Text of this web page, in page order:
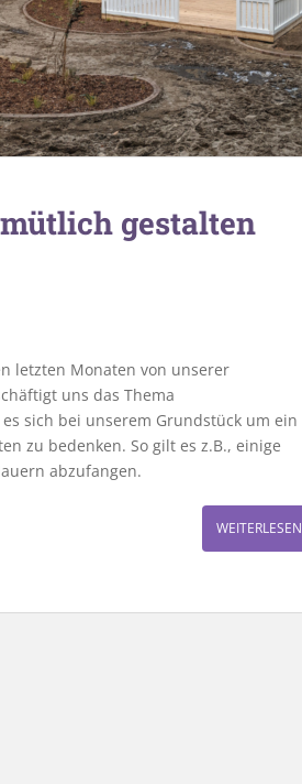
gestalten
letzten Monaten von unserer
uns das Thema
sich bei unserem Grundstück um ein
zu bedenken. So gilt es z.B., einige
abzufangen.
WEITERLESEN